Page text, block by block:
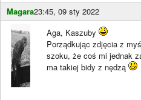
Magara23:45, 09 sty 2022
Aga, Kaszuby
Porządkując zdjęcia z
szoku, że coś mi jednak
ma takiej bidy z nędzą